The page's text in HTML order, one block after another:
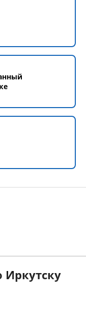
Иркутску